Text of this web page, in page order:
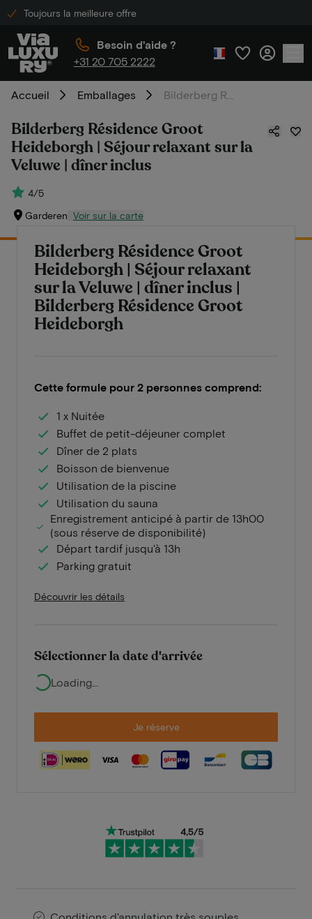
Toujours la meilleure offre
Besoin d'aide ?
+31 20 705 2222
Accueil Emballages
Bilderberg Résidence Groot
Heideborgh | Séjour relaxant sur la
Veluwe | dîner inclus
4/5
Garderen Voir sur la carte
Bilderberg Résidence Groot
Heideborgh | Séjour relaxant
sur la Veluwe | dîner inclus |
Bilderberg Résidence Groot
Heideborgh
Cette formule pour 2 personnes comprend:
1 x Nuitée
Buffet de petit-déjeuner complet
Dîner de 2 plats
Boisson de bienvenue
Utilisation de la piscine
Utilisation du sauna
Enregistrement anticipé à partir de 13h00
(sous réserve de disponibilité)
Départ tardif jusqu'à 13h
Parking gratuit
Découvrir les détails
Sélectionner la date d'arrivée
Loading...
Je réserve